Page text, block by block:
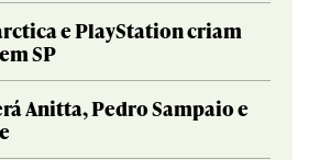
e PlayStation criam
SP
Anitta, Pedro Sampaio e